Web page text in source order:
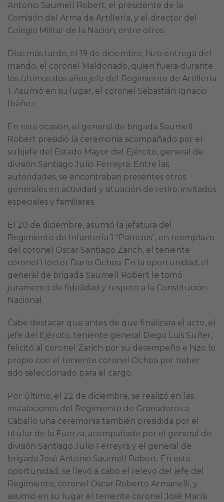
Antonio Saumell Robert; el presidente de la
Comisión del Arma de Artillería, y el director del
Colegio Militar de la Nación, entre otros.
Días más tarde, el 19 de diciembre, hizo entrega del
mando, el coronel Maldonado, quien fuera durante
los últimos dos años jefe del Regimiento de Artillería
1. Asumió en su lugar, el coronel Sebastián Ignacio
Ibáñez.
En esta ocasión, el general de brigada Saumell
Robert presidió la ceremonia acompañado por el
subjefe del Estado Mayor del Ejército, general de
división Santiago Julio Ferreyra. Entre las
autoridades, se encontraban presentes otros
generales en actividad y situación de retiro, invitados
especiales y familiares.
El 20 de diciembre, asumió la jefatura del
Regimiento de Infantería 1 “Patricios”, en reemplazo
del coronel Oscar Santiago Zarich, el teniente
coronel Héctor Darío Ochoa. En la oportunidad, el
general de brigada Saumell Robert le tomó
juramento de fidelidad y respeto a la Constitución
Nacional.
Cabe destacar que antes de que finalizara el acto, el
jefe del Ejército, teniente general Diego Luis Suñer,
felicitó al coronel Zarich por su desempeño e hizo lo
propio con el teniente coronel Ochoa por haber
sido seleccionado para el cargo.
Por último, el 22 de diciembre, se realizó en las
instalaciones del Regimiento de Granaderos a
Caballo una ceremonia también presidida por el
titular de la Fuerza, acompañado por el general de
división Santiago Julio Ferreyra y el general de
brigada José Antonio Saumell Robert. En esta
oportunidad, se llevó a cabo el relevo del jefe del
Regimiento, coronel Oscar Roberto Armanelli, y
asumió en su lugar el teniente coronel José María